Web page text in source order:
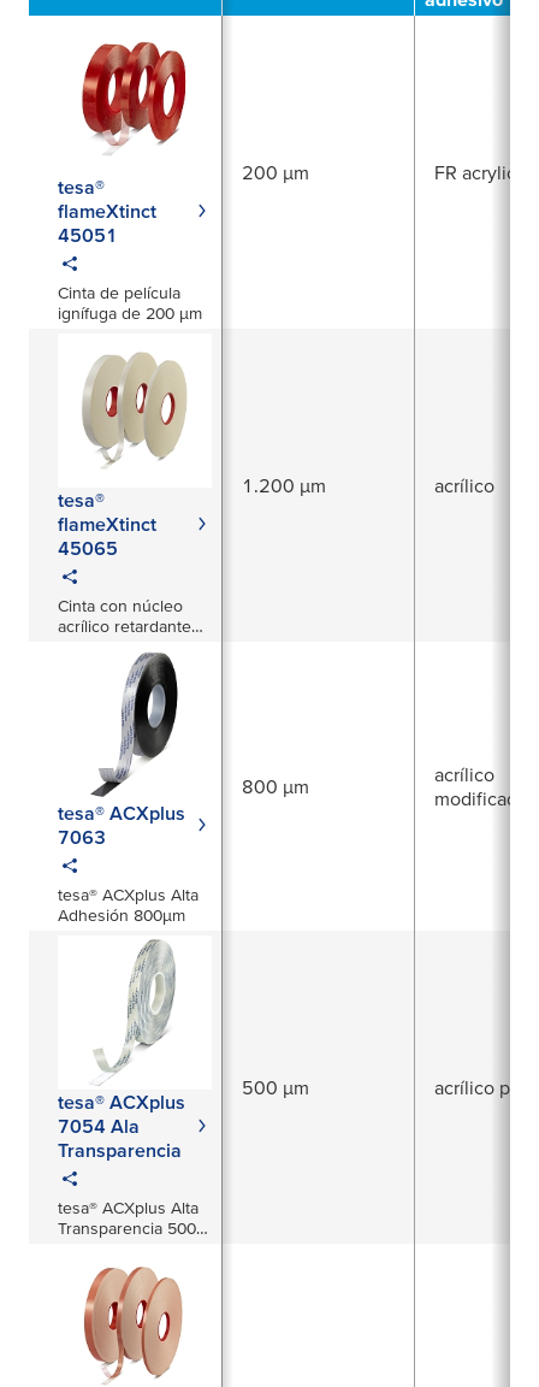
tesa®
flameXtinct
45051
Cinta de película
ignífuga de 200 µm
200 µm FR acrylic
tesa®
flameXtinct
45065
Cinta con núcleo
acrílico retardante
1.200 µm acrílico
tesa® ACXplus
7063
tesa® ACXplus Alta
Adhesión 800µm
800 µm
acrílico
modificado
tesa® ACXplus
7054 Ala
Transparencia
tesa® ACXplus Alta
Transparencia 500
500 µm acrílico puro